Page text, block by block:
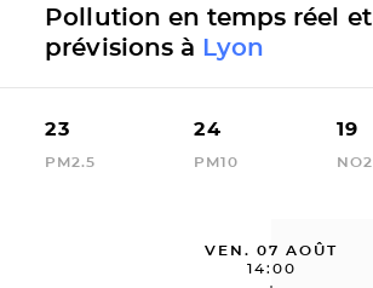
Pollution en temps réel et
prévisions à Lyon
23
PM2.5
24
PM10
19
NO2
VEN. 07 AOÛT
14:00